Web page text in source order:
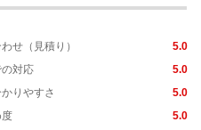
せ（見積り）
5.0
対応
5.0
りやすさ
5.0
度
5.0